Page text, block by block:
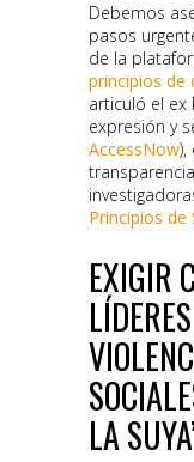
Debemos
pasos
de la
principios de
articuló el ex
expresión y
AccessNow),
Principios de
EXIGIR
LA